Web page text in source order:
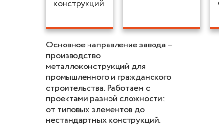
конструкций
Основное направление завода –
производство
металлоконструкций для
промышленного и гражданского
строительства. Работаем с
проектами разной сложности:
от типовых элементов до
нестандартных конструкций.